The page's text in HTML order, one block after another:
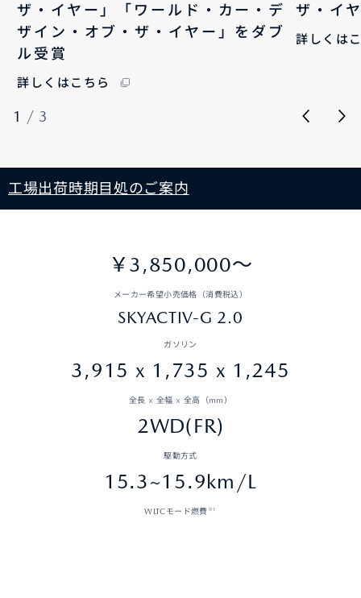
ザ・イヤー」「ワールド・カー・デ
ザイン・オブ・ザ・イヤー」をダブ
ル受賞
詳しくはこちら
ザ・イ
詳しくは
1 / 3
工場出荷時期目処のご案内
￥3,850,000〜
メーカー希望小売価格（消費税込）
SKYACTIV-G 2.0
ガソリン
3,915 x 1,735 x 1,245
全長 × 全幅 × 全高（mm）
2WD(FR)
駆動方式
15.3~15.9km/L
WLTCモード燃費 ※1